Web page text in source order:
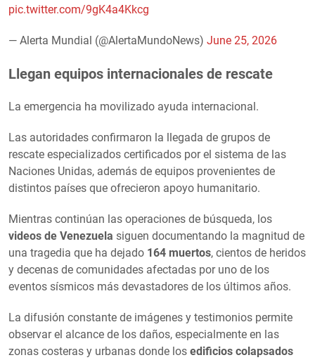
pic.twitter.com/9gK4a4Kkcg
— Alerta Mundial (@AlertaMundoNews) June 25, 2026
Llegan equipos internacionales de rescate
La emergencia ha movilizado ayuda internacional.
Las autoridades confirmaron la llegada de grupos de
rescate especializados certificados por el sistema de las
Naciones Unidas, además de equipos provenientes de
distintos países que ofrecieron apoyo humanitario.
Mientras continúan las operaciones de búsqueda, los
videos de Venezuela siguen documentando la magnitud de
una tragedia que ha dejado 164 muertos, cientos de heridos
y decenas de comunidades afectadas por uno de los
eventos sísmicos más devastadores de los últimos años.
La difusión constante de imágenes y testimonios permite
observar el alcance de los daños, especialmente en las
zonas costeras y urbanas donde los edificios colapsados